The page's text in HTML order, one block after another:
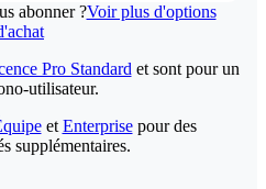
abonner ?Voir plus d'options
Pro Standard et sont pour un
utilisateur.
et Enterprisepour des
supplémentaires.